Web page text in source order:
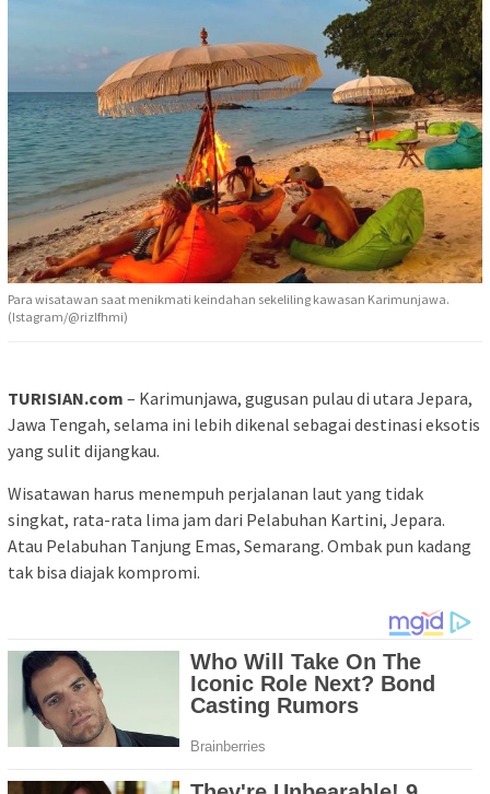
Para wisatawan saat menikmati keindahan sekeliling kawasan Karimunjawa.
(Istagram/@rizlfhmi)
TURISIAN.com – Karimunjawa, gugusan pulau di utara Jepara,
Jawa Tengah, selama ini lebih dikenal sebagai destinasi eksotis
yang sulit dijangkau.
Wisatawan harus menempuh perjalanan laut yang tidak
singkat, rata-rata lima jam dari Pelabuhan Kartini, Jepara.
Atau Pelabuhan Tanjung Emas, Semarang. Ombak pun kadang
tak bisa diajak kompromi.